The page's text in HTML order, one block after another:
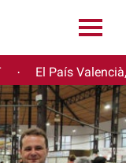
· El País